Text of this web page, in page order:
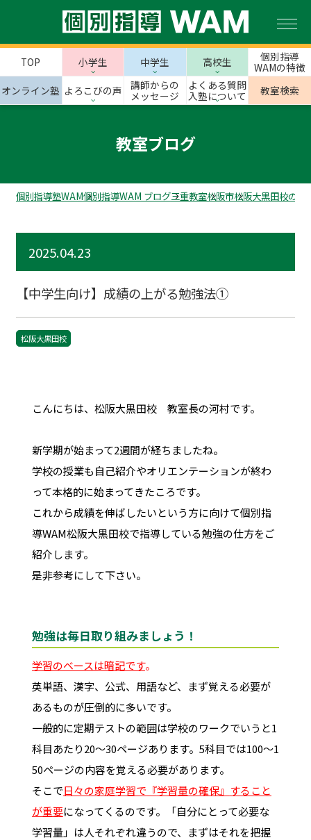
TOP 小学生 中学生 高校生
個別指導
WAMの特徴
オンライン塾 よろこびの声
講師からの
メッセージ
よくある質問
入塾について
教室検索
教室ブログ
個別指導塾WAM個別指導WAM ブログ三重教室松阪市松阪大黒田校のス
2025.04.23
【中学生向け】成績の上がる勉強法①
松阪大黒田校
こんにちは、松阪大黒田校 教室長の河村です。
新学期が始まって2週間が経ちましたね。
学校の授業も自己紹介やオリエンテーションが終わ
って本格的に始まってきたころです。
これから成績を伸ばしたいという方に向けて個別指
導WAM松阪大黒田校で指導している勉強の仕方をご
紹介します。
是非参考にして下さい。
勉強は毎日取り組みましょう！
学習のベースは暗記です。
英単語、漢字、公式、用語など、まず覚える必要が
あるものが圧倒的に多いです。
一般的に定期テストの範囲は学校のワークでいうと1
科目あたり20～30ページあります。5科目では100～1
50ページの内容を覚える必要があります。
そこで日々の家庭学習で 『学習量の確保』 すること
が重要になってくるのです。「自分にとって必要な
学習量」は人それぞれ違うので、まずはそれを把握